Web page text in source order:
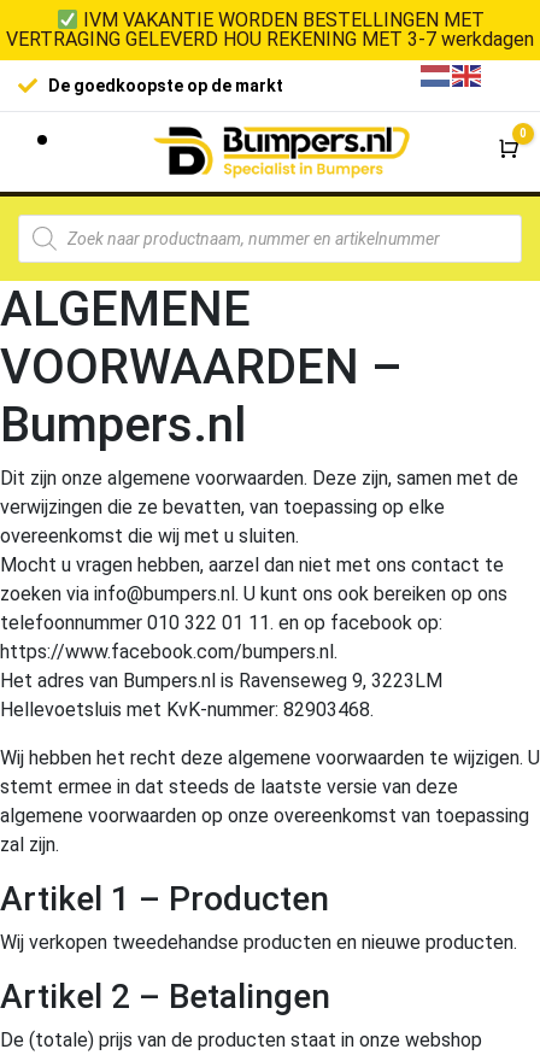
IVM VAKANTIE WORDEN BESTELLINGEN MET
VERTRAGING GELEVERD HOU REKENING MET 3-7 werkdagen
De goedkoopste op de markt
0
ALGEMENE
VOORWAARDEN –
Bumpers.nl
Dit zijn onze algemene voorwaarden. Deze zijn, samen met de
verwijzingen die ze bevatten, van toepassing op elke
overeenkomst die wij met u sluiten.
Mocht u vragen hebben, aarzel dan niet met ons contact te
zoeken via info@bumpers.nl. U kunt ons ook bereiken op ons
telefoonnummer 010 322 01 11. en op facebook op:
https://www.facebook.com/bumpers.nl.
Het adres van Bumpers.nl is Ravenseweg 9, 3223LM
Hellevoetsluis met KvK-nummer: 82903468.
Wij hebben het recht deze algemene voorwaarden te wijzigen. U
stemt ermee in dat steeds de laatste versie van deze
algemene voorwaarden op onze overeenkomst van toepassing
zal zijn.
Artikel 1 – Producten
Wij verkopen tweedehandse producten en nieuwe producten.
Artikel 2 – Betalingen
De (totale) prijs van de producten staat in onze webshop